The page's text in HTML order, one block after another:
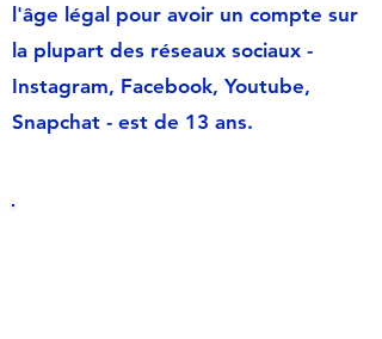
l'âge légal pour avoir un compte sur
la plupart des réseaux sociaux -
Instagram, Facebook, Youtube,
Snapchat - est de 13 ans.